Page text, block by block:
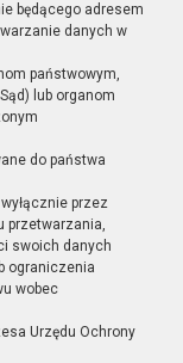
będącego adresem
danych w
państwowym,
lub organom
do państwa
przez
przetwarzania,
swoich danych
ograniczenia
wobec
Urzędu Ochrony